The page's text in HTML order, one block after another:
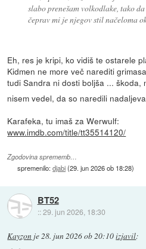
slabo prenešam volkodlake, tako
čeprav mi je njegov stil načeloma
Eh, res je kripi, ko vidiš te ostarele
Kidmen ne more več narediti
tudi Sandra ni dosti boljša ... škoda,
nisem vedel, da so naredili
Karafeka, tu imaš za Werwulf:
www.imdb.com/title/tt35514120/
Zgodovina sprememb…
spremenilo:djabi(29. jun 2026 ob 18:28)
BT52
::29. jun 2026, 18:30
Kayzon je28. jun 2026 ob 20:10izjavil: